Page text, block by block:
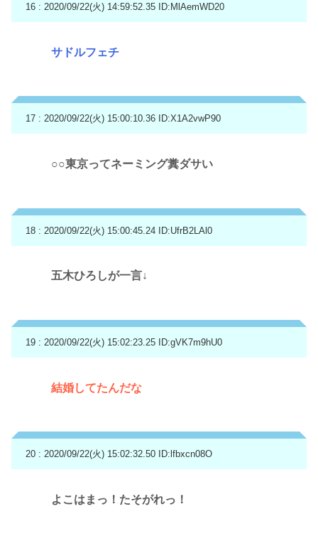
16 : 2020/09/22(火) 14:59:52.35 ID:MlAemWD20
サドルフェチ
17 : 2020/09/22(火) 15:00:10.36 ID:X1A2vwP90
○○東京ってネーミング糞ダサい
18 : 2020/09/22(火) 15:00:45.24 ID:UfrB2LAl0
五木ひろしが一言↓
19 : 2020/09/22(火) 15:02:23.25 ID:gVK7m9hU0
結婚してたんだな
20 : 2020/09/22(火) 15:02:32.50 ID:lfbxcn08O
よこはまっ！たそがれっ！